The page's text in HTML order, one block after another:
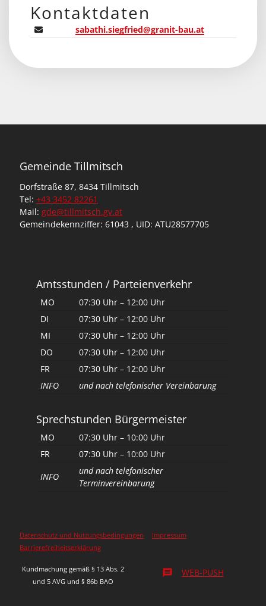
Kontaktdaten
sabathi.siegfried@granit-bau.at
Gemeinde Tillmitsch
Dorfstraße 87, 8434 Tillmitsch
Tel: +43 3452 82261
Mail: gde@tillmitsch.gv.at
Gemeindekennziffer: 61043 , UID: ATU28577705
Amtsstunden / Parteienverkehr
MO
07:30 Uhr – 12:00 Uhr
DI
07:30 Uhr – 12:00 Uhr
MI
07:30 Uhr – 12:00 Uhr
DO
07:30 Uhr – 12:00 Uhr
FR
07:30 Uhr – 12:00 Uhr
INFO
und nach telefonischer Vereinbarung
Sprechstunden Bürgermeister
MO
07:30 Uhr – 10:00 Uhr
FR
07:30 Uhr – 10:00 Uhr
INFO
und nach telefonischer
Terminvereinbarung
Datenschutz und Nutzungsbedingungen
Impressum
Barrierefreiheitserklärung
Kundmachung gemäß § 13 Abs. 2
und 5 AVG und § 86b BAO
message WEB-PUSH